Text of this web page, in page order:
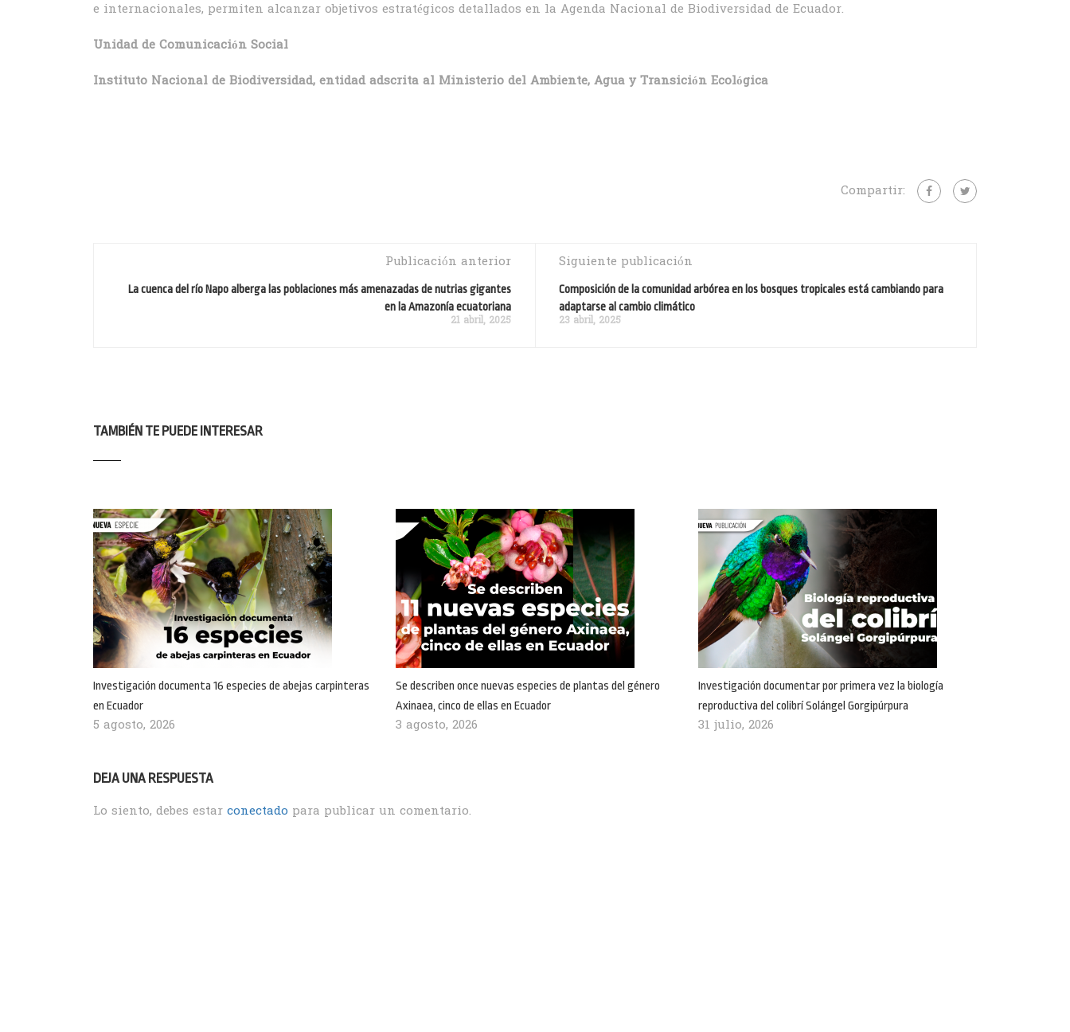
e internacionales, permiten alcanzar objetivos estratégicos detallados en la Agenda Nacional de Biodiversidad de Ecuador.
Unidad de Comunicación Social
Instituto Nacional de Biodiversidad, entidad adscrita al Ministerio del Ambiente, Agua y Transición Ecológica
Compartir:
Publicación anterior
La cuenca del río Napo alberga las poblaciones más amenazadas de nutrias gigantes
en la Amazonía ecuatoriana
21 abril, 2025
Siguiente publicación
Composición de la comunidad arbórea en los bosques tropicales está cambiando para
adaptarse al cambio climático
23 abril, 2025
TAMBIÉN TE PUEDE INTERESAR
Investigación documenta 16 especies de abejas carpinteras
en Ecuador
5 agosto, 2026
Se describen once nuevas especies de plantas del género
Axinaea, cinco de ellas en Ecuador
3 agosto, 2026
Investigación documentar por primera vez la biología
reproductiva del colibrí Solángel Gorgipúrpura
31 julio, 2026
DEJA UNA RESPUESTA
Lo siento, debes estar conectado para publicar un comentario.